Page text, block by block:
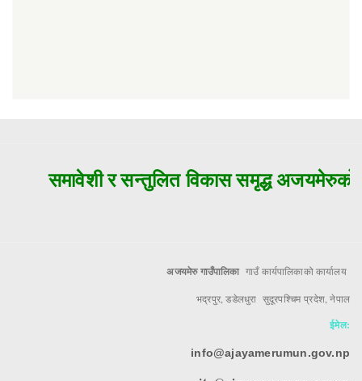
समावेशी र सन्तुलित विकास समृद्ध अजयमेरुको
अजयमेरु गाउँपालिका गाउँ कार्यपालिकाको कार्यालय
भद्रपुर, डडेलधुरा सुदूरपश्चिम प्रदेश, नेपाल
ईमेल:
info@ajayamerumun.gov.np